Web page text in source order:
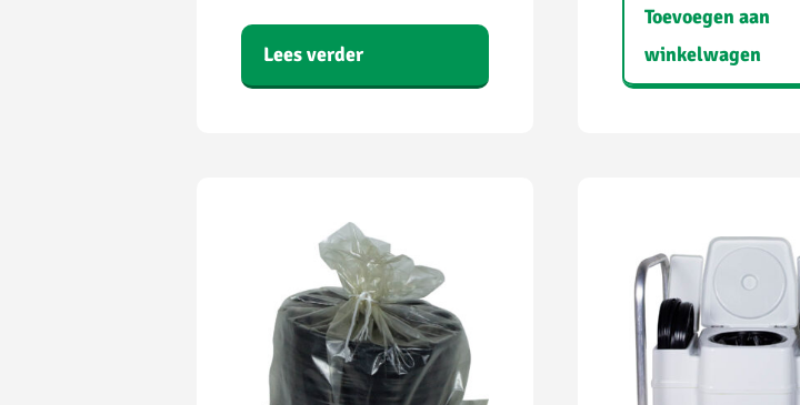
Lees verder
Toevoegen aan
winkelwagen